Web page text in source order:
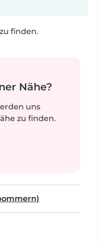
finden.
Nähe?
uns
zu finden.